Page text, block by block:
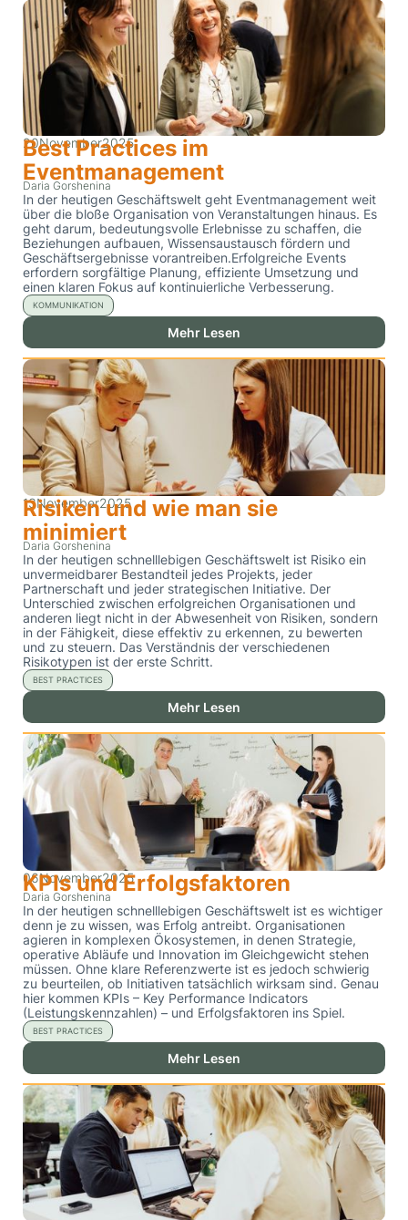
20November2025
Best Practices im
Eventmanagement
Daria Gorshenina
In der heutigen Geschäftswelt geht Eventmanagement weit
über die bloße Organisation von Veranstaltungen hinaus. Es
geht darum, bedeutungsvolle Erlebnisse zu schaffen, die
Beziehungen aufbauen, Wissensaustausch fördern und
Geschäftsergebnisse vorantreiben.Erfolgreiche Events
erfordern sorgfältige Planung, effiziente Umsetzung und
einen klaren Fokus auf kontinuierliche Verbesserung.
Mehr Lesen
KOMMUNIKATION
13November2025
Risiken und wie man sie
minimiert
Daria Gorshenina
In der heutigen schnelllebigen Geschäftswelt ist Risiko ein
unvermeidbarer Bestandteil jedes Projekts, jeder
Partnerschaft und jeder strategischen Initiative. Der
Unterschied zwischen erfolgreichen Organisationen und
anderen liegt nicht in der Abwesenheit von Risiken, sondern
in der Fähigkeit, diese effektiv zu erkennen, zu bewerten
und zu steuern. Das Verständnis der verschiedenen
Risikotypen ist der erste Schritt.
Mehr Lesen
BEST PRACTICES
06November2025
KPIs und Erfolgsfaktoren
Daria Gorshenina
In der heutigen schnelllebigen Geschäftswelt ist es wichtiger
denn je zu wissen, was Erfolg antreibt. Organisationen
agieren in komplexen Ökosystemen, in denen Strategie,
operative Abläufe und Innovation im Gleichgewicht stehen
müssen. Ohne klare Referenzwerte ist es jedoch schwierig
zu beurteilen, ob Initiativen tatsächlich wirksam sind. Genau
hier kommen KPIs – Key Performance Indicators
(Leistungskennzahlen) – und Erfolgsfaktoren ins Spiel.
Mehr Lesen
BEST PRACTICES